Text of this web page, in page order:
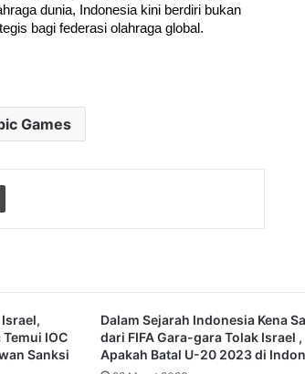
dunia, Indonesia kini berdiri bukan
bagi federasi olahraga global.
Games
IOC
Sanksi
Dalam Sejarah Indonesia Kena
dari FIFA Gara-gara Tolak Israel ,
Apakah Batal U-20 2023 di